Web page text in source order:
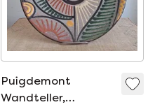
Puigdemont
Wandteller,